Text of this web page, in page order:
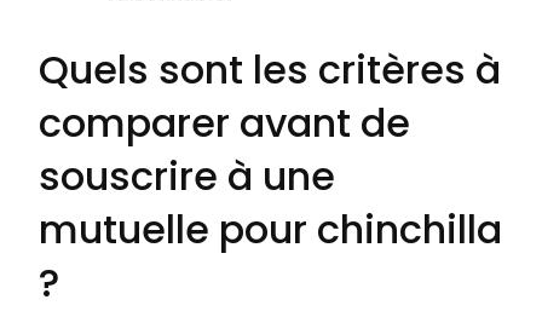
Quels sont les critères à
comparer avant de
souscrire à une
mutuelle pour chinchilla
?